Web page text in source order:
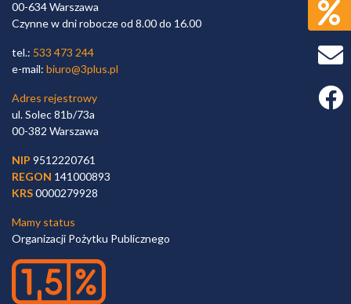
00-634 Warszawa
Czynne w dni robocze od 8.00 do 16.00
tel.: 533 473 244
e-mail: biuro@3plus.pl
Adres rejestrowy
ul. Solec 81b/73a
00-382 Warszawa
NIP 9512220761
REGON 141000893
KRS0000279928
Mamy status
Organizacji Pożytku Publicznego